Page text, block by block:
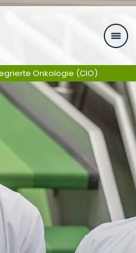
Onkologie (CIO)